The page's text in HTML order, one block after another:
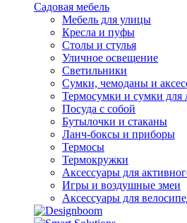
Садовая мебель
Мебель для улицы
Кресла и пуфы
Столы и стулья
Уличное освещение
Светильники
Сумки, чемоданы и
Термосумки и сумки для
Посуда с собой
Бутылочки и стаканы
Ланч-боксы и приборы
Термосы
Термокружки
Аксессуары для
Игры и воздушные змеи
Аксессуары для